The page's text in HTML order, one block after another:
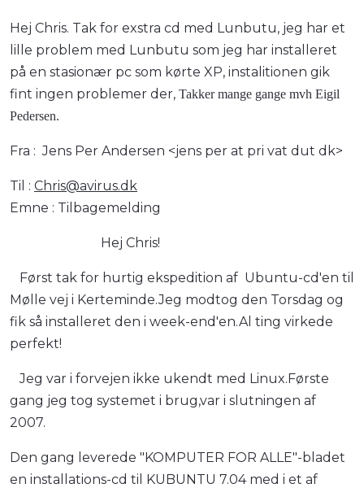
Hej Chris. Tak for exstra cd med Lunbutu, jeg har et
lille problem med Lunbutu som jeg har installeret
på en stasionær pc som kørte XP, instalitionen gik
fint ingen problemer der, Takker mange gange mvh Eigil
Pedersen.
Fra : Jens Per Andersen <jens per at pri vat dut dk>
Til : Chris@avirus.dk
Emne : Tilbagemelding
Hej Chris!
Først tak for hurtig ekspedition af Ubuntu-cd'en til
Mølle vej i Kerteminde.Jeg modtog den Torsdag og
fik så installeret den i week-end'en.Al ting virkede
perfekt!
Jeg var i forvejen ikke ukendt med Linux.Første
gang jeg tog systemet i brug,var i slutningen af
2007.
Den gang leverede "KOMPUTER FOR ALLE"-bladet
en installations-cd til KUBUNTU 7.04 med i et af